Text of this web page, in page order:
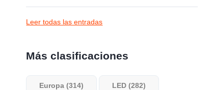
Leer todas las entradas
Más clasificaciones
Europa (314) LED (282)